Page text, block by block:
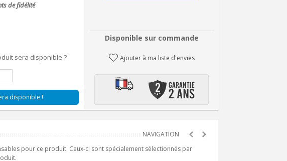
de fidélité
sera disponible ?
disponible !
Disponible sur commande
Ajouter à ma liste d'envies
pour ce produit. Ceux-ci sont spécialement sélectionnés par